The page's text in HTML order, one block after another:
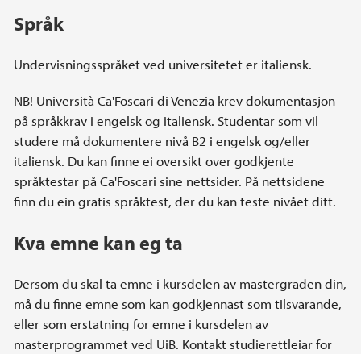
Språk
Undervisningsspråket ved universitetet er italiensk.
NB! Università Ca'Foscari di Venezia krev dokumentasjon
på språkkrav i engelsk og italiensk. Studentar som vil
studere må dokumentere nivå B2 i engelsk og/eller
italiensk. Du kan finne ei oversikt over godkjente
språktestar på Ca'Foscari sine nettsider. På nettsidene
finn du ein gratis språktest, der du kan teste nivået ditt.
Kva emne kan eg ta
Dersom du skal ta emne i kursdelen av mastergraden din,
må du finne emne som kan godkjennast som tilsvarande,
eller som erstatning for emne i kursdelen av
masterprogrammet ved UiB. Kontakt studierettleiar for